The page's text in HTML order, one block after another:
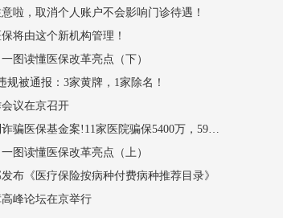
啦，取消个人账户不会影响门诊待遇！
将由这个新机构管理！
图读懂医保改革亮点（下）
规被通报：3家黄牌，1家除名！
议在京召开
图读懂医保改革亮点（上）
布《医疗保险按病种付费病种推荐目录》
峰论坛在京举行